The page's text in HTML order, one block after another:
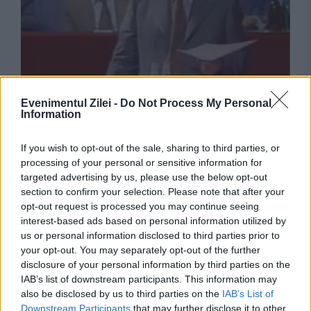
Evenimentul Zilei - Do Not Process My Personal
Information
If you wish to opt-out of the sale, sharing to third parties, or
processing of your personal or sensitive information for
targeted advertising by us, please use the below opt-out
section to confirm your selection. Please note that after your
opt-out request is processed you may continue seeing
interest-based ads based on personal information utilized by
us or personal information disclosed to third parties prior to
your opt-out. You may separately opt-out of the further
disclosure of your personal information by third parties on the
IAB’s list of downstream participants. This information may
also be disclosed by us to third parties on the IAB’s List of
Downstream Participants that may further disclose it to other
EVENIMENTUL ISTORIC
cinematografia românească